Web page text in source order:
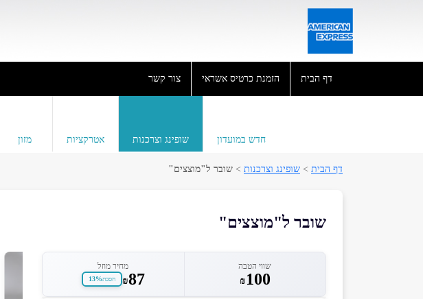
דף הבית הזמנת כרטיס אשראי צור קשר
חדש במועדון שופינג וצרכנות אטרקציות מזון
דף הבית > שופינג וצרכנות > שובר ל"מוצצים"
שובר ל"מוצצים"
שווי הטבה
₪ 100
מחיר מוזל
₪87 חסכת13%